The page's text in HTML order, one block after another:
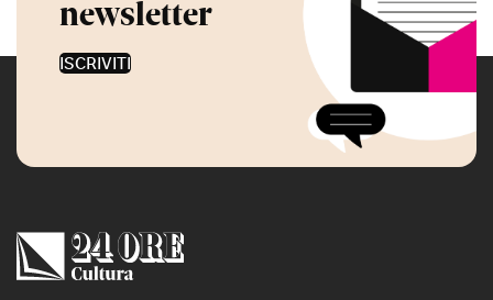
newsletter
ISCRIVITI